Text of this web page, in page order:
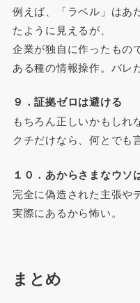
例えば、「ラベル」はあ
たように見えるが、
企業が独自に作ったもの
ある種の情報操作。バレ
９．証拠ゼロは避ける
もちろん正しいかもしれ
クチだけなら、何とでも
１０．あからさまなウソ
完全に偽造された主張や
実際にあるから怖い。
まとめ